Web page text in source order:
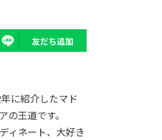
友だち追加
に紹介したマド
王道です。
ィネート、大好き